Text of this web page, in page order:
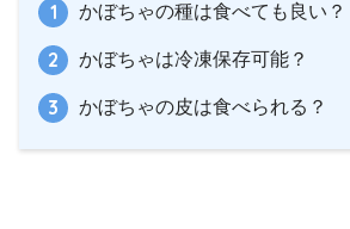
かぼちゃの種は食べても良い？
かぼちゃは冷凍保存可能？
かぼちゃの皮は食べられる？